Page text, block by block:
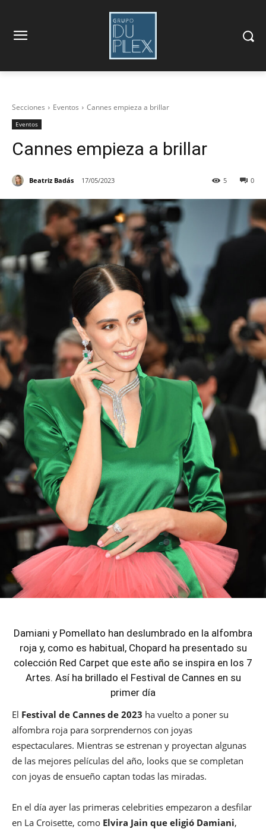
Secciones Eventos Cannes empieza a brillar
Eventos
Cannes empieza a brillar
Beatriz Badás 17/05/2023 0
5
Damiani y Pomellato han deslumbrado en la alfombra
roja y, como es habitual, Chopard ha presentado su
colección Red Carpet que este año se inspira en los 7
Artes. Así ha brillado el Festival de Cannes en su
primer día
El Festival de Cannes de 2023 ha vuelto a poner su
alfombra roja para sorprendernos con joyas
espectaculares. Mientras se estrenan y proyectan algunas
de las mejores películas del año, looks que se completan
con joyas de ensueño captan todas las miradas.
En el día ayer las primeras celebrities empezaron a desfilar
en La Croisette, como Elvira Jain que eligió Damiani,